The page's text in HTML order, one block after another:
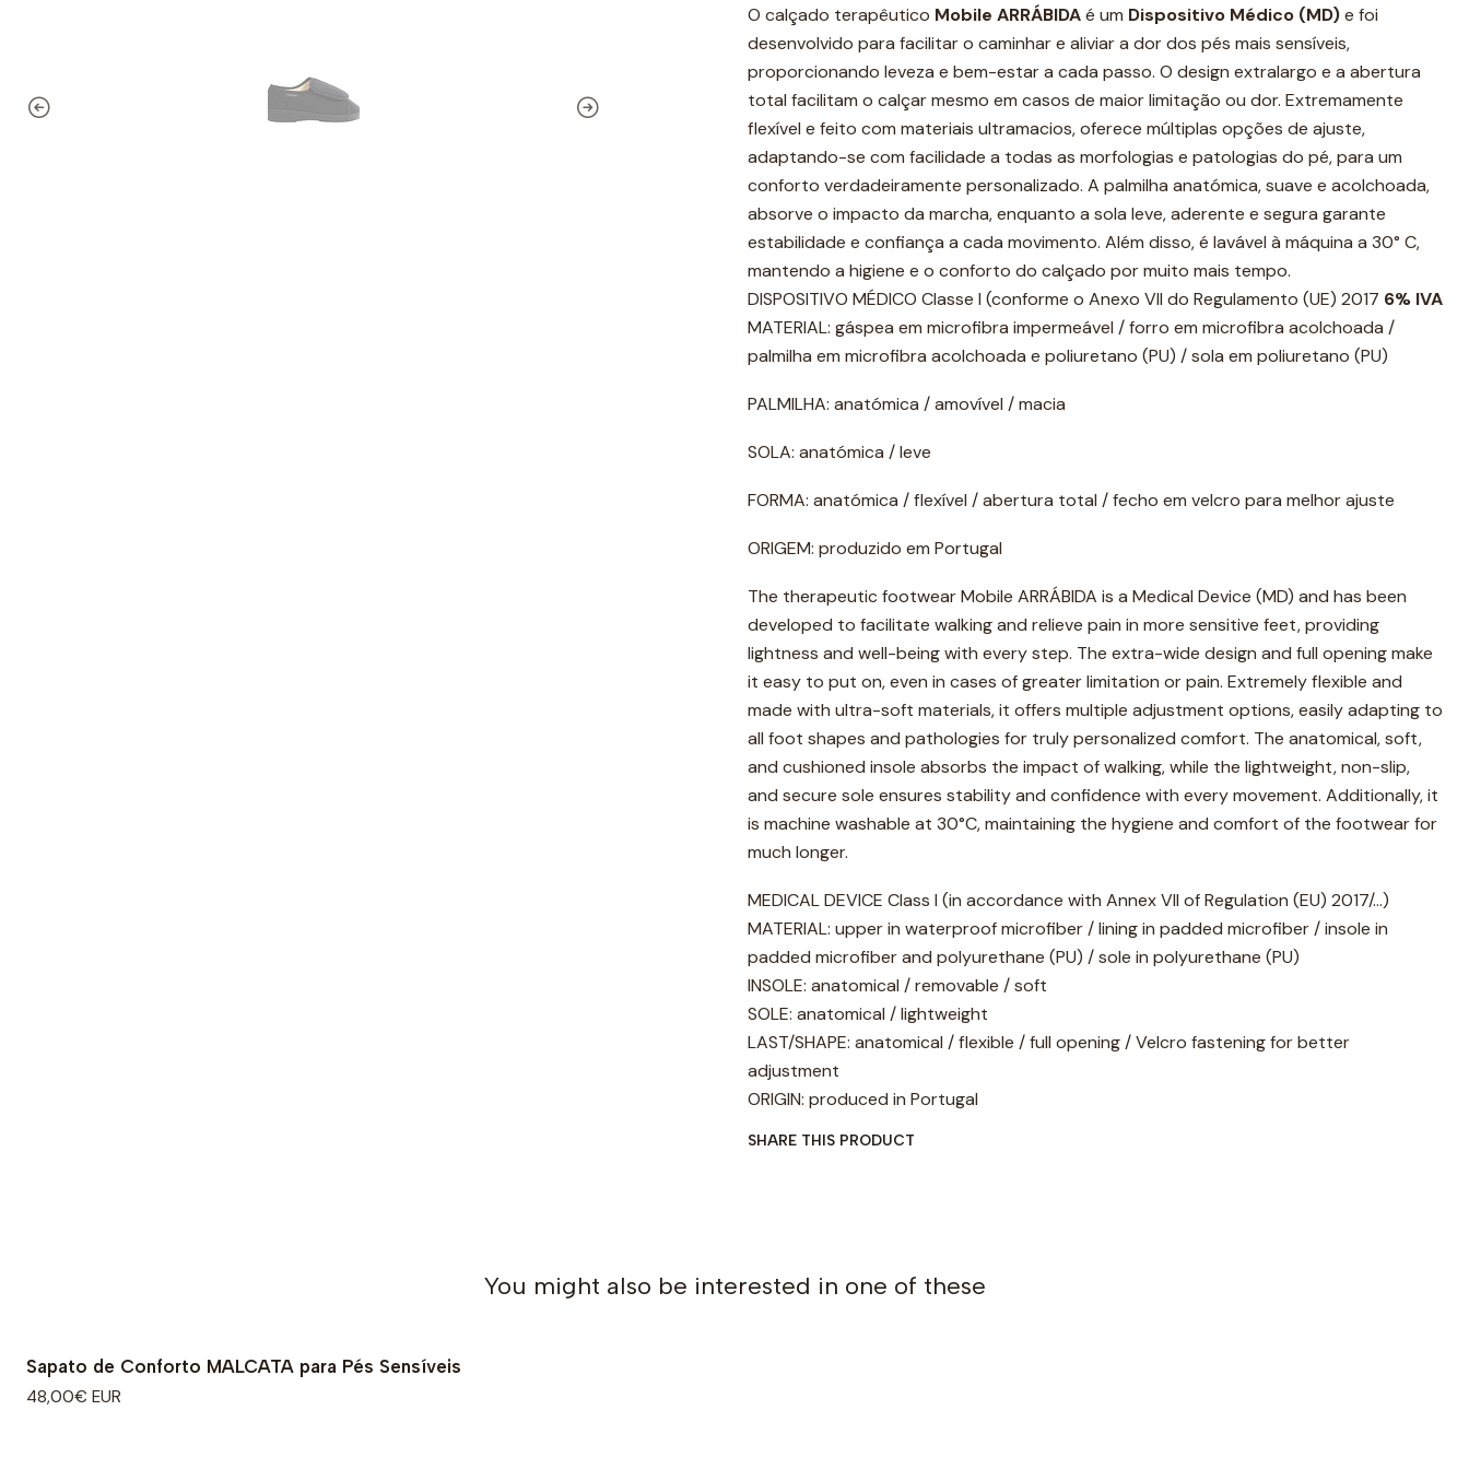
O calçado terapêutico Mobile ARRÁBIDAé um Dispositivo Médico (MD)e foi
desenvolvido para facilitar o caminhar e aliviar a dor dos pés mais sensíveis,
proporcionando leveza e bem-estar a cada passo. O design extralargo e a abertura
total facilitam o calçar mesmo em casos de maior limitação ou dor. Extremamente
flexível e feito com materiais ultramacios, oferece múltiplas opções de ajuste,
adaptando-se com facilidade a todas as morfologias e patologias do pé, para um
conforto verdadeiramente personalizado. A palmilha anatómica, suave e acolchoada,
absorve o impacto da marcha, enquanto a sola leve, aderente e segura garante
estabilidade e confiança a cada movimento. Além disso, é lavável à máquina a 30° C,
mantendo a higiene e o conforto do calçado por muito mais tempo.
DISPOSITIVO MÉDICO Classe I (conforme o Anexo VII do Regulamento (UE) 2017 6% IVA
MATERIAL: gáspea em microfibra impermeável / forro em microfibra acolchoada /
palmilha em microfibra acolchoada e poliuretano (PU) / sola em poliuretano (PU)
PALMILHA: anatómica / amovível / macia
SOLA: anatómica / leve
FORMA: anatómica / flexível / abertura total / fecho em velcro para melhor ajuste
ORIGEM: produzido em Portugal
The therapeutic footwear Mobile ARRÁBIDA is a Medical Device (MD) and has been
developed to facilitate walking and relieve pain in more sensitive feet, providing
lightness and well-being with every step. The extra-wide design and full opening make
it easy to put on, even in cases of greater limitation or pain. Extremely flexible and
made with ultra-soft materials, it offers multiple adjustment options, easily adapting to
all foot shapes and pathologies for truly personalized comfort. The anatomical, soft,
and cushioned insole absorbs the impact of walking, while the lightweight, non-slip,
and secure sole ensures stability and confidence with every movement. Additionally, it
is machine washable at 30°C, maintaining the hygiene and comfort of the footwear for
much longer.
MEDICAL DEVICE Class I (in accordance with Annex VII of Regulation (EU) 2017/…)
MATERIAL: upper in waterproof microfiber / lining in padded microfiber / insole in
padded microfiber and polyurethane (PU) / sole in polyurethane (PU)
INSOLE: anatomical / removable / soft
SOLE: anatomical / lightweight
LAST/SHAPE: anatomical / flexible / full opening / Velcro fastening for better
adjustment
ORIGIN: produced in Portugal
SHARE THIS PRODUCT
You might also be interested in one of these
Sapato de Conforto MALCATA para Pés Sensíveis
48,00€ EUR